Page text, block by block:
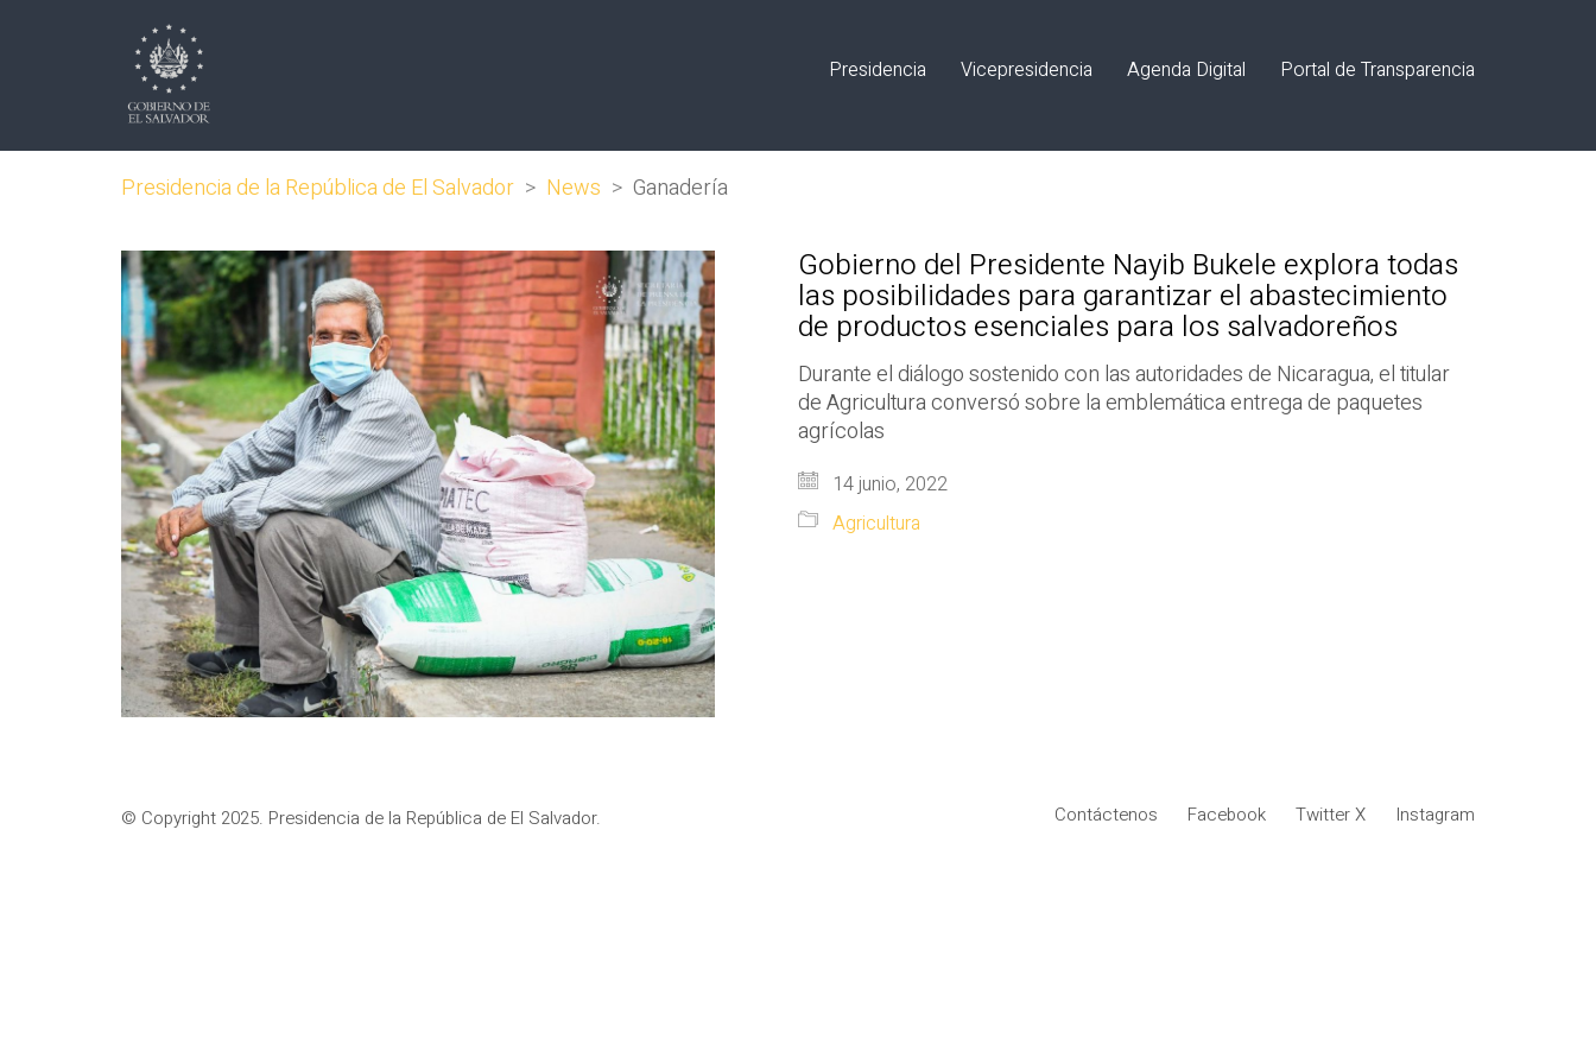
Presidencia Vicepresidencia Agenda Digital Portal de Transparencia
Presidencia de la República de El Salvador > News > Ganadería
Gobierno del Presidente Nayib Bukele explora todas
las posibilidades para garantizar el abastecimiento
de productos esenciales para los salvadoreños
Durante el diálogo sostenido con las autoridades de Nicaragua, el titular
de Agricultura conversó sobre la emblemática entrega de paquetes
agrícolas
14 junio, 2022
Agricultura
Contáctenos Facebook Twitter X Instagram
© Copyright 2025. Presidencia de la República de El Salvador.